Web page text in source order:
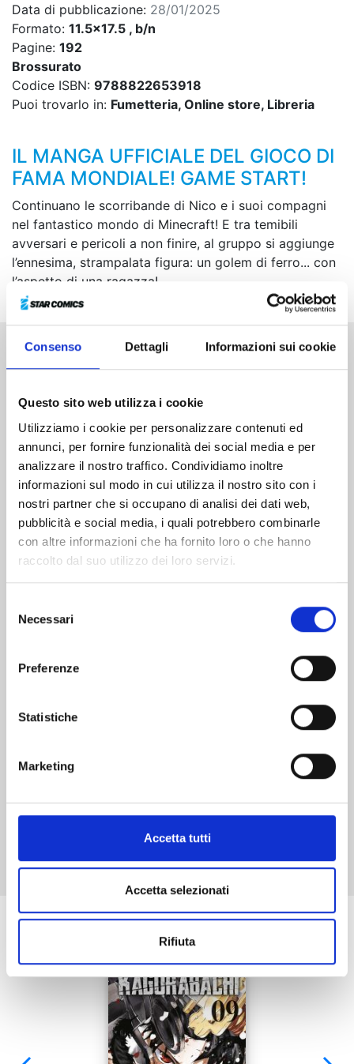
Consenso Dettagli Informazioni sui cookie
Questo sito web utilizza i cookie
Utilizziamo i cookie per personalizzare contenuti ed
annunci, per fornire funzionalità dei social media e per
analizzare il nostro traffico. Condividiamo inoltre
informazioni sul modo in cui utilizza il nostro sito con i
nostri partner che si occupano di analisi dei dati web,
pubblicità e social media, i quali potrebbero combinarle
con altre informazioni che ha fornito loro o che hanno
raccolto dal suo utilizzo dei loro servizi.
delNecessari
Preferenze
Statistiche
Marketing
Accetta tutti
Accetta selezionati
Rifiuta
Data di pubblicazione: 28/01/2025
Formato: 11.5x17.5 , b/n
Pagine: 192
Brossurato
Codice ISBN: 9788822653918
Puoi trovarlo in: Fumetteria, Online store, Libreria
IL MANGA UFFICIALE DEL GIOCO DI
FAMA MONDIALE! GAME START!
Continuano le scorribande di Nico e i suoi compagni
nel fantastico mondo di Minecraft! E tra temibili
avversari e pericoli a non finire, al gruppo si aggiunge
l’ennesima, strampalata figura: un golem di ferro... con
l’aspetto di una ragazza!
Altri volumi della serie
Mostra tutto
Se ti è piaciuto prova anche: